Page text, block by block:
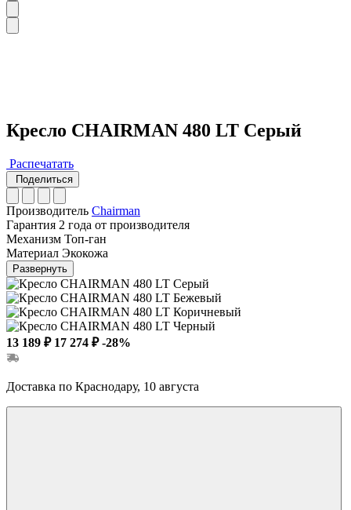
Кресло CHAIRMAN 480 LT Серый
Распечатать
Поделиться
Производитель Chairman
Гарантия 2 года от производителя
Механизм Топ-ган
Материал Экокожа
Развернуть
13 189 ₽ 17 274 ₽ -28%
Доставка по Краснодару, 10 августа